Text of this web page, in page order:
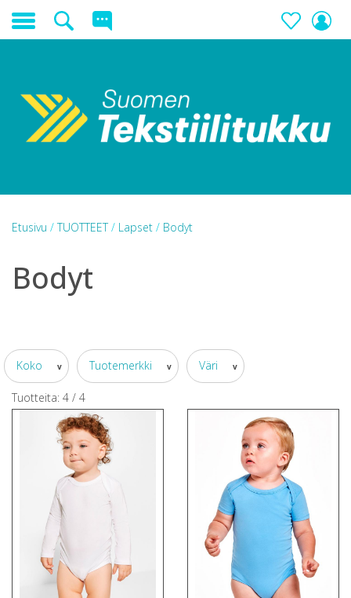
Etusivu /TUOTTEET/ Lapset / Bodyt
Bodyt
Koko v Tuotemerkki v Väri v
Tuotteita: 4 / 4